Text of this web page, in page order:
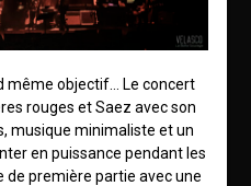
même objectif… Le concert
rouges et Saez avec son
musique minimaliste et un
en puissance pendant les
de première partie avec une